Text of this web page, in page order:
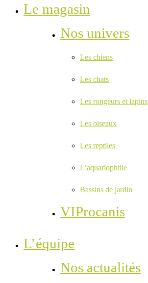
Le magasin
Nos univers
Les chiens
Les chats
Les rongeurs et lapins
Les oiseaux
Les reptiles
L’aquariophilie
Bassins de jardin
VIProcanis
L’équipe
Nos actualités